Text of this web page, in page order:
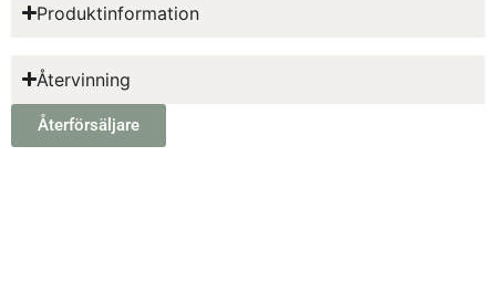
Produktinformation
Återvinning
Återförsäljare